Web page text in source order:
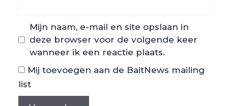
Mijn naam, e-mail en site opslaan in
deze browser voor de volgende keer
wanneer ik een reactie plaats.
Mij toevoegen aan de BaitNews mailing
list